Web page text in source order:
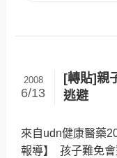
[轉貼]親
逃避
2008
6/13
來自udn健康醫藥
報導】 孩子難免